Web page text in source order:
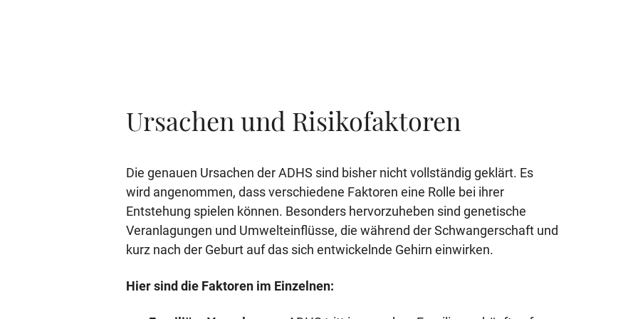
Ursachen und Risikofaktoren
Die genauen Ursachen der ADHS sind bisher nicht vollständig geklärt. Es
wird angenommen, dass verschiedene Faktoren eine Rolle bei ihrer
Entstehung spielen können. Besonders hervorzuheben sind genetische
Veranlagungen und Umwelteinflüsse, die während der Schwangerschaft und
kurz nach der Geburt auf das sich entwickelnde Gehirn einwirken.
Hier sind die Faktoren im Einzelnen: